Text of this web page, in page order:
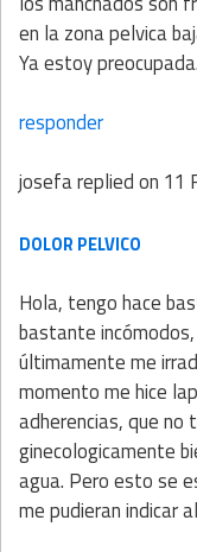
en la zona pelvica
Ya estoy preocupada.
responder
josefareplied on 11
DOLOR PELVICO
Hola, tengo hace
bastante
últimamente me
momento me hice
adherencias, que
ginecologicamente
agua. Pero esto se
me pudieran indicar